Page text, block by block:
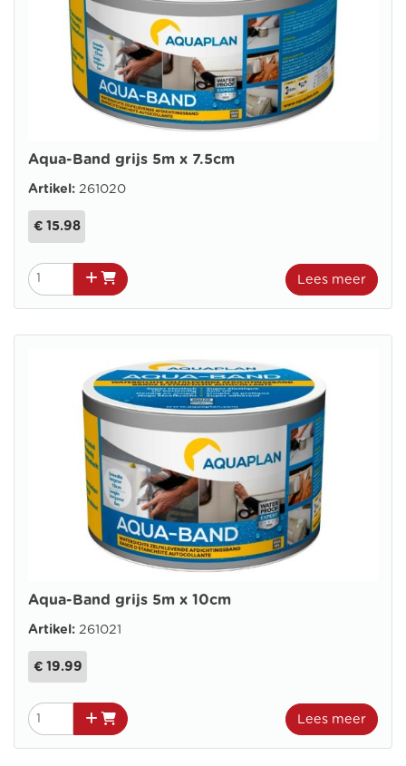
Aqua-Band grijs 5m x 7.5cm
Artikel: 261020
€ 15.98
Lees meer
Aqua-Band grijs 5m x 10cm
Artikel: 261021
€ 19.99
Lees meer